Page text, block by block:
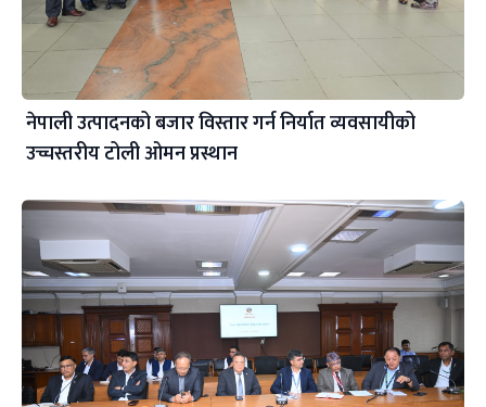
नेपाली उत्पादनको बजार विस्तार गर्न निर्यात व्यवसायीको
उच्चस्तरीय टोली ओमन प्रस्थान